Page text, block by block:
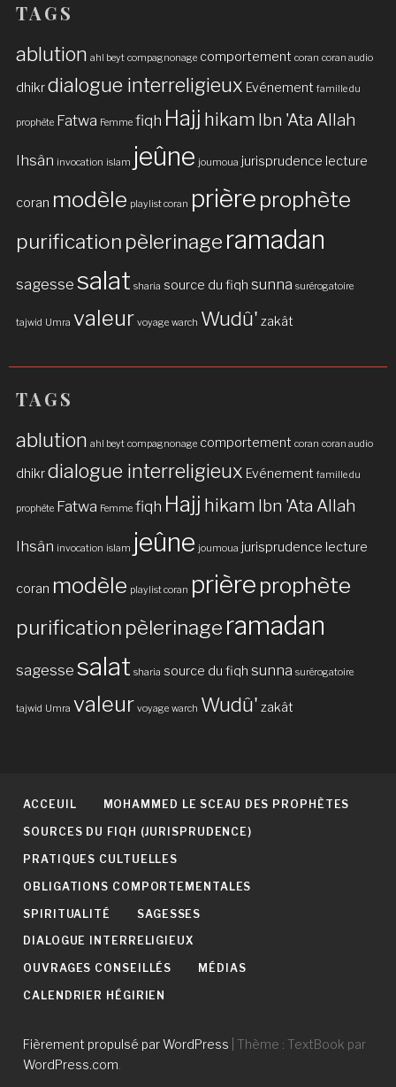
TAGS
ablution ahl beyt compagnonage comportement coran coran audio
dhikrdialogue interreligieux Evénement famille du
prophète Fatwa Femme fiqh Hajj hikam Ibn 'Ata Allah
Ihsân invocation islam jeûne joumoua jurisprudence lecture
coran modèle playlist coran prière prophète
purification pèlerinage ramadan
sagesse salat sharia source du fiqh sunna surérogatoire
tajwid Umra valeur voyage warch Wudû' zakât
TAGS
ablution ahl beyt compagnonage comportement coran coran audio
dhikrdialogue interreligieux Evénement famille du
prophète Fatwa Femme fiqh Hajj hikam Ibn 'Ata Allah
Ihsân invocation islam jeûne joumoua jurisprudence lecture
coran modèle playlist coran prière prophète
purification pèlerinage ramadan
sagesse salat sharia source du fiqh sunna surérogatoire
tajwid Umra valeur voyage warch Wudû' zakât
ACCEUIL MOHAMMED LE SCEAU DES PROPHÈTES
SOURCES DU FIQH (JURISPRUDENCE)
PRATIQUES CULTUELLES
OBLIGATIONS COMPORTEMENTALES
SPIRITUALITÉ SAGESSES
DIALOGUE INTERRELIGIEUX
OUVRAGES CONSEILLÉS MÉDIAS
CALENDRIER HÉGIRIEN
Fièrement propulsé par WordPress
Thème : TextBook par
WordPress.com